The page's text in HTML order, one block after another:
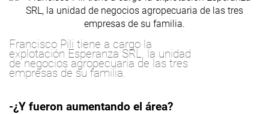
Francisco Pili tiene a cargo la
explotación Esperanza SRL, la unidad
de negocios agropecuaria de las tres
empresas de su familia.
-¿Y fueron aumentando el área?